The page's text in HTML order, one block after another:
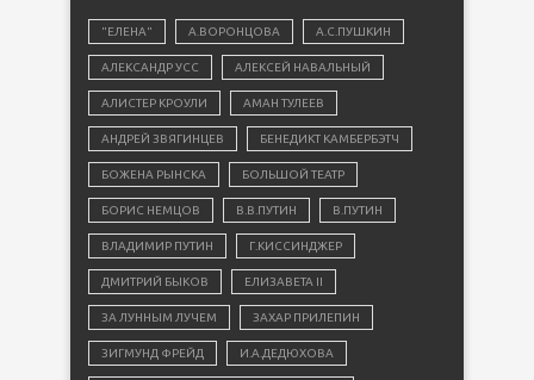
"ЕЛЕНА" А.ВОРОНЦОВА А.С.ПУШКИН
АЛЕКСАНДР УСС АЛЕКСЕЙ НАВАЛЬНЫЙ
АЛИСТЕР КРОУЛИ АМАН ТУЛЕЕВ
АНДРЕЙ ЗВЯГИНЦЕВ БЕНЕДИКТ КАМБЕРБЭТЧ
БОЖЕНА РЫНСКА БОЛЬШОЙ ТЕАТР
БОРИС НЕМЦОВ В.В.ПУТИН В.ПУТИН
ВЛАДИМИР ПУТИН Г.КИССИНДЖЕР
ДМИТРИЙ БЫКОВ ЕЛИЗАВЕТА II
ЗА ЛУННЫМ ЛУЧЕМ ЗАХАР ПРИЛЕПИН
ЗИГМУНД ФРЕЙД И.А.ДЕДЮХОВА